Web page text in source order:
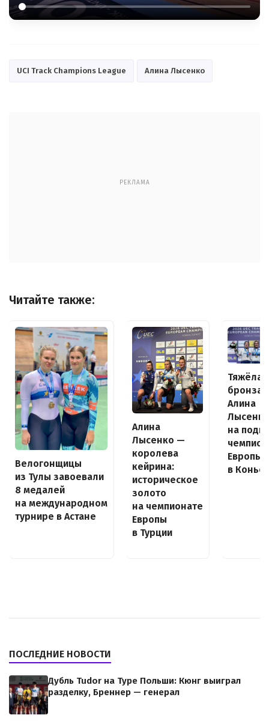
UCI Track Champions League Алина Лысенко
РЕКЛАМА
Читайте также:
Велогонщицы
из Тулы завоевали
8 медалей
на международном
турнире в Астане
Алина
Лысенко —
королева
кейрина:
историческое
золото
на чемпионате
Европы
в Турции
Тяжёлая
бронза:
Алина
Лысенко
на
Европы
в Конье
ПОСЛЕДНИЕ НОВОСТИ
Дубль Tudor на Туре Польши: Кюнг выиграл
разделку, Бреннер — генерал